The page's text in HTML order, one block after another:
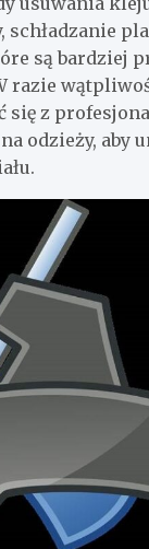
są bardziej
razie
się z
odzieży, aby